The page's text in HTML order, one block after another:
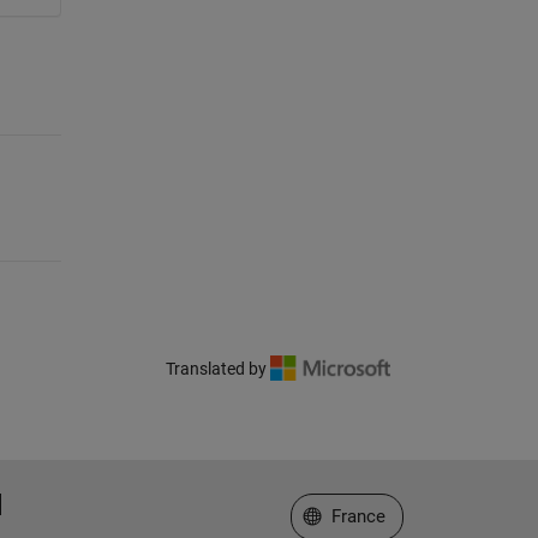
Translated by
Sélectionner un site web
France